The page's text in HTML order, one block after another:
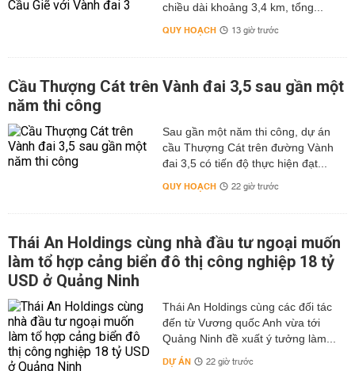
chiều dài khoảng 3,4 km, tổng...
QUY HOẠCH 13 giờ trước
Cầu Thượng Cát trên Vành đai 3,5 sau gần một
năm thi công
Sau gần một năm thi công, dự án
cầu Thượng Cát trên đường Vành
đai 3,5 có tiến độ thực hiện đạt...
QUY HOẠCH 22 giờ trước
Thái An Holdings cùng nhà đầu tư ngoại muốn
làm tổ hợp cảng biển đô thị công nghiệp 18 tỷ
USD ở Quảng Ninh
Thái An Holdings cùng các đối tác
đến từ Vương quốc Anh vừa tới
Quảng Ninh đề xuất ý tưởng làm...
DỰ ÁN 22 giờ trước